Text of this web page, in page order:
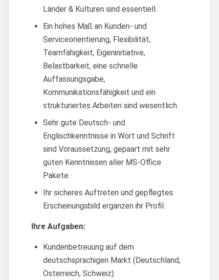
Länder & Kulturen sind essentiell.
Ein hohes Maß an Kunden- und
Serviceorientierung, Flexibilität,
Teamfähigkeit, Eigeninitiative,
Belastbarkeit, eine schnelle
Auffassungsgabe,
Kommunikationsfähigkeit und ein
strukturiertes Arbeiten sind wesentlich.
Sehr gute Deutsch- und
Englischkenntnisse in Wort und Schrift
sind Voraussetzung, gepaart mit sehr
guten Kenntnissen aller MS-Office
Pakete.
Ihr sicheres Auftreten und gepflegtes
Erscheinungsbild ergänzen ihr Profil.
Ihre Aufgaben:
Kundenbetreuung auf dem
deutschsprachigen Markt (Deutschland,
Österreich, Schweiz)